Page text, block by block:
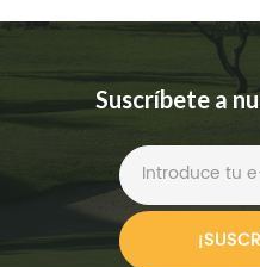
Suscríbete a